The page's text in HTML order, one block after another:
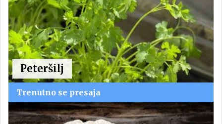
Peteršilj
Trenutno se presaja